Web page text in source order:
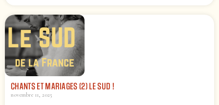
CHANTS ET MARIAGES (2) LE SUD !
novembre 11, 2025